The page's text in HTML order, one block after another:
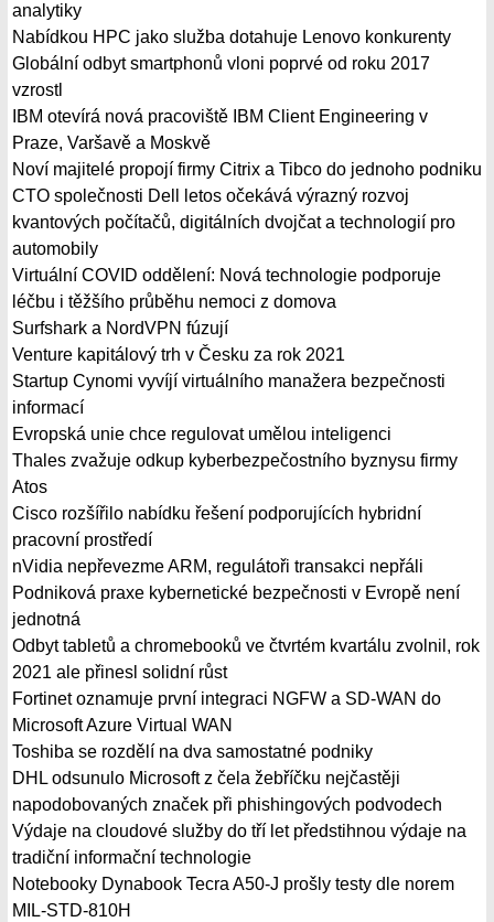
analytiky
Nabídkou HPC jako služba dotahuje Lenovo konkurenty
Globální odbyt smartphonů vloni poprvé od roku 2017
vzrostl
IBM otevírá nová pracoviště IBM Client Engineering v
Praze, Varšavě a Moskvě
Noví majitelé propojí firmy Citrix a Tibco do jednoho podniku
CTO společnosti Dell letos očekává výrazný rozvoj
kvantových počítačů, digitálních dvojčat a technologií pro
automobily
Virtuální COVID oddělení: Nová technologie podporuje
léčbu i těžšího průběhu nemoci z domova
Surfshark a NordVPN fúzují
Venture kapitálový trh v Česku za rok 2021
Startup Cynomi vyvíjí virtuálního manažera bezpečnosti
informací
Evropská unie chce regulovat umělou inteligenci
Thales zvažuje odkup kyberbezpečostního byznysu firmy
Atos
Cisco rozšířilo nabídku řešení podporujících hybridní
pracovní prostředí
nVidia nepřevezme ARM, regulátoři transakci nepřáli
Podniková praxe kybernetické bezpečnosti v Evropě není
jednotná
Odbyt tabletů a chromebooků ve čtvrtém kvartálu zvolnil, rok
2021 ale přinesl solidní růst
Fortinet oznamuje první integraci NGFW a SD-WAN do
Microsoft Azure Virtual WAN
Toshiba se rozdělí na dva samostatné podniky
DHL odsunulo Microsoft z čela žebříčku nejčastěji
napodobovaných značek při phishingových podvodech
Výdaje na cloudové služby do tří let předstihnou výdaje na
tradiční informační technologie
Notebooky Dynabook Tecra A50-J prošly testy dle norem
MIL-STD-810H